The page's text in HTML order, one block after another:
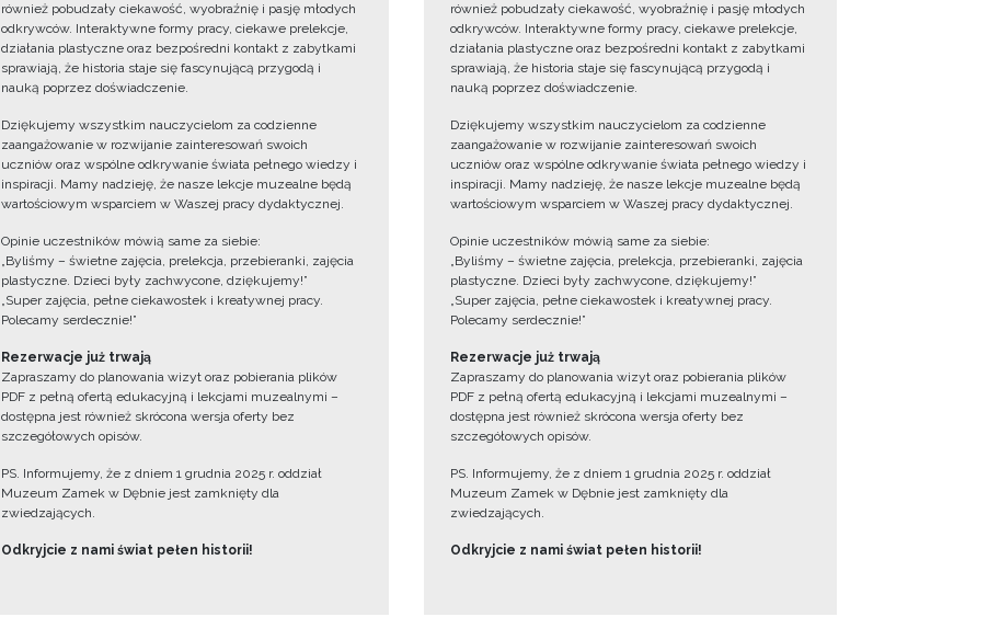
również pobudzały ciekawość, wyobraźnię i pasję młodych
odkrywców. Interaktywne formy pracy, ciekawe prelekcje,
działania plastyczne oraz bezpośredni kontakt z zabytkami
sprawiają, że historia staje się fascynującą przygodą i
nauką poprzez doświadczenie.
Dziękujemy wszystkim nauczycielom za codzienne
zaangażowanie w rozwijanie zainteresowań swoich
uczniów oraz wspólne odkrywanie świata pełnego wiedzy i
inspiracji. Mamy nadzieję, że nasze lekcje muzealne będą
wartościowym wsparciem w Waszej pracy dydaktycznej.
Opinie uczestników mówią same za siebie:
„Byliśmy – świetne zajęcia, prelekcja, przebieranki, zajęcia
plastyczne. Dzieci były zachwycone, dziękujemy!”
„Super zajęcia, pełne ciekawostek i kreatywnej pracy.
Polecamy serdecznie!”
Rezerwacje już trwają
Zapraszamy do planowania wizyt oraz pobierania plików
PDF z pełną ofertą edukacyjną i lekcjami muzealnymi –
dostępna jest również skrócona wersja oferty bez
szczegółowych opisów.
PS. Informujemy, że z dniem 1 grudnia 2025 r. oddział
Muzeum Zamek w Dębnie jest zamknięty dla
zwiedzających.
Odkryjcie z nami świat pełen historii!
również pobudzały ciekawość, wyobraźnię i pasję młodych
odkrywców. Interaktywne formy pracy, ciekawe prelekcje,
działania plastyczne oraz bezpośredni kontakt z zabytkami
sprawiają, że historia staje się fascynującą przygodą i
nauką poprzez doświadczenie.
Dziękujemy wszystkim nauczycielom za codzienne
zaangażowanie w rozwijanie zainteresowań swoich
uczniów oraz wspólne odkrywanie świata pełnego wiedzy i
inspiracji. Mamy nadzieję, że nasze lekcje muzealne będą
wartościowym wsparciem w Waszej pracy dydaktycznej.
Opinie uczestników mówią same za siebie:
„Byliśmy – świetne zajęcia, prelekcja, przebieranki, zajęcia
plastyczne. Dzieci były zachwycone, dziękujemy!”
„Super zajęcia, pełne ciekawostek i kreatywnej pracy.
Polecamy serdecznie!”
Rezerwacje już trwają
Zapraszamy do planowania wizyt oraz pobierania plików
PDF z pełną ofertą edukacyjną i lekcjami muzealnymi –
dostępna jest również skrócona wersja oferty bez
szczegółowych opisów.
PS. Informujemy, że z dniem 1 grudnia 2025 r. oddział
Muzeum Zamek w Dębnie jest zamknięty dla
zwiedzających.
Odkryjcie z nami świat pełen historii!